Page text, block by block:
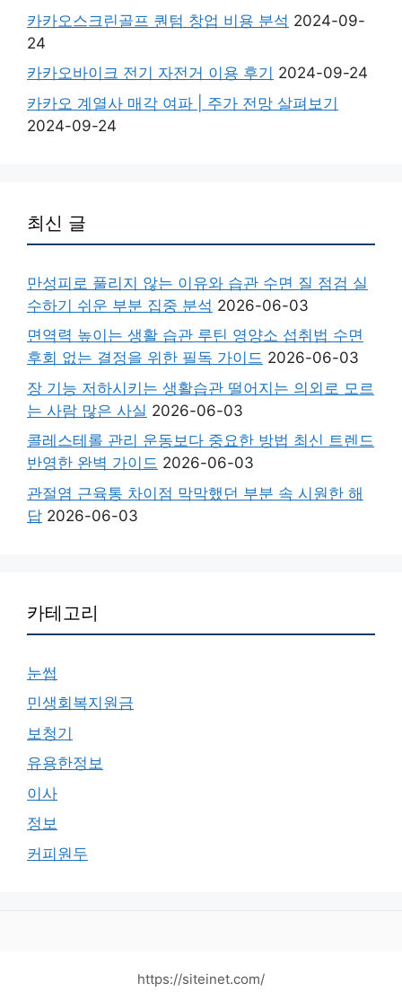
카카오스크린골프 퀀텀 창업 비용 분석 2024-09-
24
카카오바이크 전기 자전거 이용 후기 2024-09-24
카카오 계열사 매각 여파 | 주가 전망 살펴보기
2024-09-24
최신 글
만성피로 풀리지 않는 이유와 습관 수면 질 점검 실
수하기 쉬운 부분 집중 분석 2026-06-03
면역력 높이는 생활 습관 루틴 영양소 섭취법 수면
후회 없는 결정을 위한 필독 가이드 2026-06-03
장 기능 저하시키는 생활습관 떨어지는 의외로 모르
는 사람 많은 사실 2026-06-03
콜레스테롤 관리 운동보다 중요한 방법 최신 트렌드
반영한 완벽 가이드 2026-06-03
관절염 근육통 차이점 막막했던 부분 속 시원한 해
답 2026-06-03
카테고리
눈썹
민생회복지원금
보청기
유용한정보
이사
정보
커피원두
https://siteinet.com/